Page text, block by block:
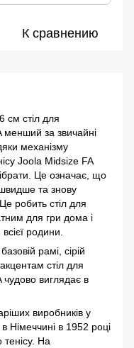
К сравнению
см стіл для
менший за звичайні
механізму
Joola Midsize FA
Це означає, що
та знову
робить стіл для
для гри дома і
родини.
рамі, сірій
стіл для
чудово виглядає в
виробників у
в Німеччині в 1952 році
тенісу. На